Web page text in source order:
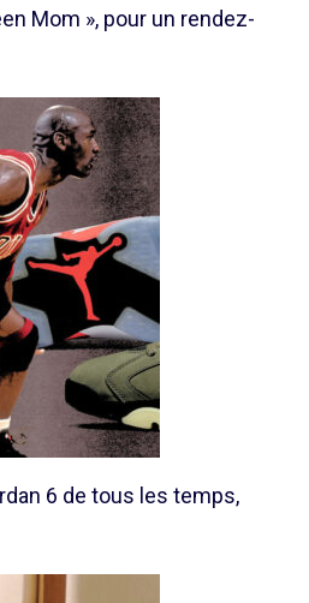
Mom », pour un rendez-
6 de tous les temps,